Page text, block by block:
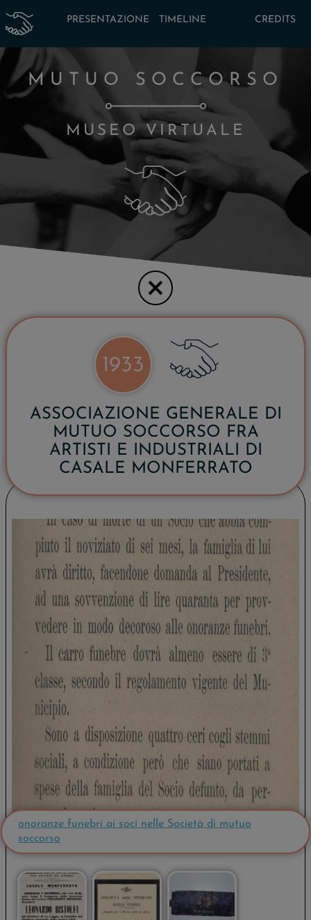
PRESENTAZIONE TIMELINE CREDITS
MUTUO SOCCORSO
MUSEO VIRTUALE
1933
ASSOCIAZIONE GENERALE DI
MUTUO SOCCORSO FRA
ARTISTI E INDUSTRIALI DI
CASALE MONFERRATO
onoranze funebri ai soci nelle Società di mutuo
soccorso